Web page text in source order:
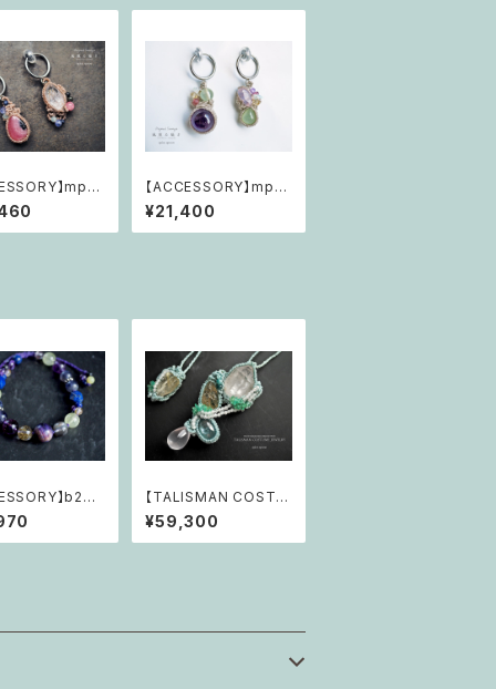
】mp13
囁き「還ってゆ
カケラ」
【ACCESSORY】mp12
9 風薫る囁き「瑞の音
魂・旧きも新しきも」
¥21,400
】b246
わ Brand-Ne
駆け抜けて、宇
」
【TALISMAN COSTU
ME Jewelry】n216 愛
なる根源の統合「わたし
で在る歓びと希望の存
¥59,300